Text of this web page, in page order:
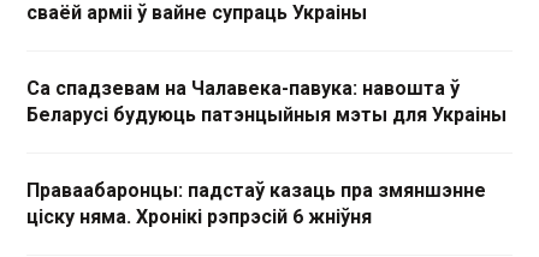
сваёй арміі ў вайне супраць Украіны
Са спадзевам на Чалавека-павука: навошта ў
Беларусі будуюць патэнцыйныя мэты для Украіны
Праваабаронцы: падстаў казаць пра змяншэнне
ціску няма. Хронікі рэпрэсій 6 жніўня